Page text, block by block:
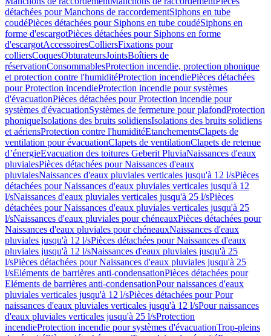
détachées pour Manchons de raccordementSiphons en tube
coudéPièces détachées pour Siphons en tube coudéSiphons en
forme d'escargotPièces détachées pour Siphons en forme
d'escargotAccessoiresColliersFixations pour
colliersCoquesObturateursJointsBoîtiers de
réservationConsommablesProtection incendie, protection phonique
et protection contre l'humiditéProtection incendiePièces détachées
pour Protection incendieProtection incendie pour systèmes
d'évacuationPièces détachées pour Protection incendie pour
systèmes d'évacuationSystèmes de fermeture pour plafondProtection
phoniqueIsolations des bruits solidiensIsolations des bruits solidiens
et aériensProtection contre l'humiditéEtanchementsClapets de
ventilation pour évacuationClapets de ventilationClapets de retenue
d’énergieEvacuation des toitures Geberit PluviaNaissances d'eaux
pluvialesPièces détachées pour Naissances d'eaux
pluvialesNaissances d'eaux pluviales verticales jusqu'à 12 l/sPièces
détachées pour Naissances d'eaux pluviales verticales jusqu'à 12
l/sNaissances d'eaux pluviales verticales jusqu'à 25 l/sPièces
détachées pour Naissances d'eaux pluviales verticales jusqu'à 25
l/sNaissances d'eaux pluviales pour chéneauxPièces détachées pour
Naissances d'eaux pluviales pour chéneauxNaissances d'eaux
pluviales jusqu'à 12 l/sPièces détachées pour Naissances d'eaux
pluviales jusqu'à 12 l/sNaissances d'eaux pluviales jusqu'à 25
l/sPièces détachées pour Naissances d'eaux pluviales jusqu'à 25
l/sEléments de barrières anti-condensationPièces détachées pour
Eléments de barrières anti-condensationPour naissances d'eaux
pluviales verticales jusqu'à 12 l/sPièces détachées pour Pour
naissances d'eaux pluviales verticales jusqu'à 12 l/sPour naissances
d'eaux pluviales verticales jusqu'à 25 l/sProtection
incendieProtection incendie pour systèmes d'évacuationTrop-pleins